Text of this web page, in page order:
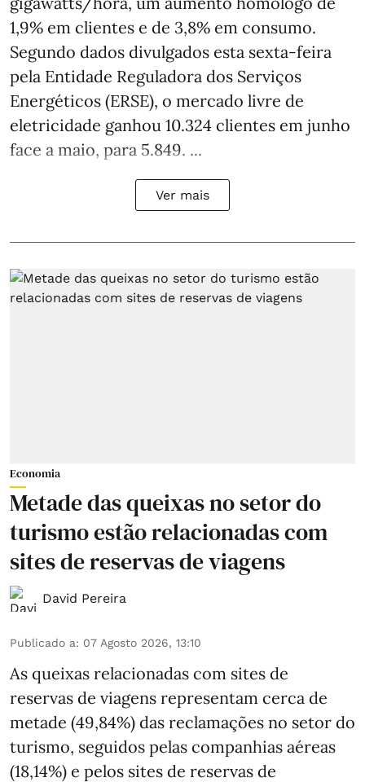
1,9% em clientes e de 3,8% em consumo.
Segundo dados divulgados esta sexta-feira
pela Entidade Reguladora dos Serviços
Energéticos (ERSE), o mercado livre de
eletricidade ganhou 10.324 clientes em junho
face a maio, para 5.849. ...
Ver mais
Economia
Metade das queixas no setor do
turismo estão relacionadas com
sites de reservas de viagens
David Pereira
Publicado a: 07 Agosto 2026, 13:10
As queixas relacionadas com sites de
reservas de viagens representam cerca de
metade (49,84%) das reclamações no setor do
turismo, seguidos pelas companhias aéreas
(18,14%) e pelos sites de reservas de